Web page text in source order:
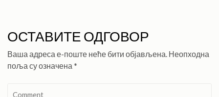
ОСТАВИТЕ ОДГОВОР
Ваша адреса е-поште неће бити објављена. Неопходна
поља су означена *